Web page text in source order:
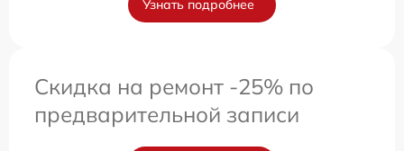
Узнать подробнее
Скидка на ремонт -25% по
предварительной записи